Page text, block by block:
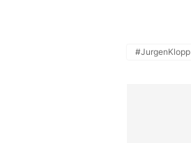
#JurgenKlopp